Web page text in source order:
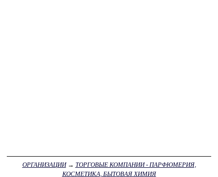
ОРГАНИЗАЦИИ→ ТОРГОВЫЕ КОМПАНИИ - ПАРФЮМЕРИЯ,
КОСМЕТИКА, БЫТОВАЯ ХИМИЯ